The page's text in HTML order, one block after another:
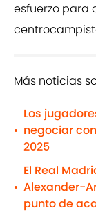
esfuerzo para
Más noticias
•
Los
negociar
2025
•
El Real
Alexander-
punto de